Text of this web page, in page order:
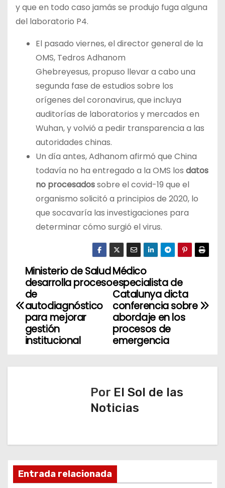
y que en todo caso jamás se produjo fuga alguna
del laboratorio P4.
El pasado viernes, el director general de la
OMS, Tedros Adhanom
Ghebreyesus, propuso llevar a cabo una
segunda fase de estudios sobre los
orígenes del coronavirus, que incluya
auditorías de laboratorios y mercados en
Wuhan, y volvió a pedir transparencia a las
autoridades chinas.
Un día antes, Adhanom afirmó que China
todavía no ha entregado a la OMS los datos
no procesadossobre el covid-19 que el
organismo solicitó a principios de 2020, lo
que socavaría las investigaciones para
determinar cómo surgió el virus.
N
a
ó
n
Médico
especialista de
Catalunya dicta
conferencia sobre
abordaje en los
procesos de
emergencia
Ministerio de Salud
desarrolla proceso
de
autodiagnóstico
para mejorar
gestión
institucional
Por El Sol de las
Noticias
Entrada relacionada